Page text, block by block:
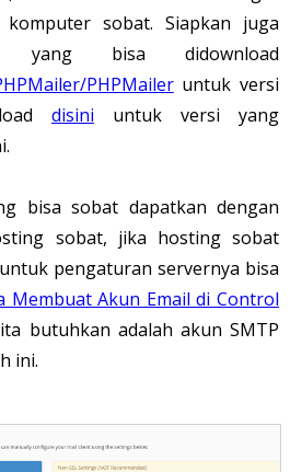
sobat. Siapkan juga
yang bisa didownload
PHPMaileruntuk versi
disini untuk versi yang
bisa sobat dapatkan dengan
sobat, jika hosting sobat
pengaturan servernya bisa
Membuat Akun Email di Control
butuhkan adalah akun SMTP
ini.